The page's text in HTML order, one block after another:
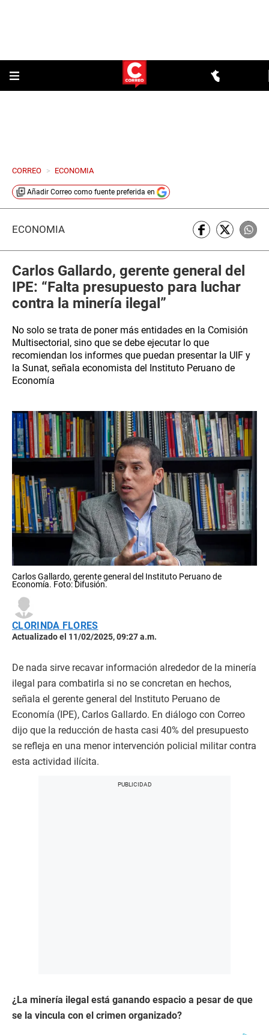
CORREO > ECONOMIA
Añadir Correo como fuente preferida en
ECONOMÍA
Carlos Gallardo, gerente general del
IPE: “Falta presupuesto para luchar
contra la minería ilegal”
No solo se trata de poner más entidades en la Comisión
Multisectorial, sino que se debe ejecutar lo que
recomiendan los informes que puedan presentar la UIF y
la Sunat, señala economista del Instituto Peruano de
Economía
Carlos Gallardo, gerente general del Instituto Peruano de
Economía. Foto: Difusión.
CLORINDA FLORES
Actualizado el 11/02/2025, 09:27 a.m.
De nada sirve recavar información alrededor de la minería
ilegal para combatirla si no se concretan en hechos,
señala el gerente general del Instituto Peruano de
Economía (IPE), Carlos Gallardo. En diálogo con Correo
dijo que la reducción de hasta casi 40% del presupuesto
se refleja en una menor intervención policial militar contra
esta actividad ilícita.
¿La minería ilegal está ganando espacio a pesar de que
se la vincula con el crimen organizado?